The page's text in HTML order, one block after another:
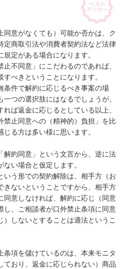
同意がなくても）可能か否かは、ク
定商取引法や消費者契約法など法律
定がある場合になります。
不同意」にこだわるのであれば、
べきということになります。
条件で解約に応じるべき事案の場
つの選択肢にはなるでしょうが、
ば返金に応じるとしている以上、
禁止同意への（精神的）負担」を比
る方は多い様に思います。
解約同意」という文言から、逆に法
い場合と仮定します。
いう形での契約解除は、相手方（お
きないということですから、相手方
同意しなければ、解約に応じ（同意
し、ご相談者が口外禁止条項に同意
）しないとすることは適法というこ
条項を儲けているのは、本来モニタ
ており、返金に応じられない）商品